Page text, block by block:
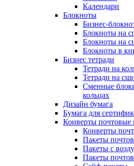
Календари
Блокноты
Бизнес-
Блокноты на
Блокноты на
Блокноты в
Бизнес тетради
Тетради на
Тетради на
Сменные
кольцах
Дизайн бумага
Бумага для
Конверты почтовые
Конверты
Пакеты
Пакеты с
Пакеты